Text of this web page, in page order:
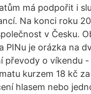
má podpořit i
Na konci roku
v Česku.
PINu je orázka na
převody o víkendu
kurzem 18 kč
hlasem nebo